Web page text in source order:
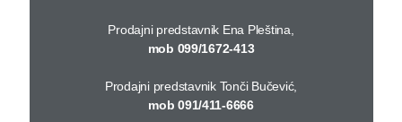
Prodajni predstavnik Ena Pleština,
mob 099/1672-413
Prodajni predstavnik Tonči Bučević,
mob 091/411-6666